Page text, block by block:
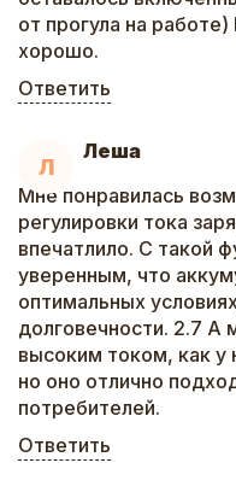
от прогула на
хорошо.
Ответить
Л
Лeша
Мне понравилась
регулировки тока
впечатлило. С такой
уверенным, что
оптимальных
долговечности. 2.7 A
высоким током, как у
но оно отлично
потребителей.
Ответить